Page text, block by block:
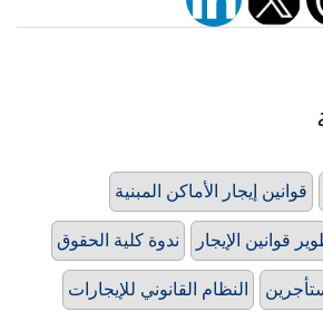
قوانين إيجار الأماكن المبنية
ندوة كلية الحقوق قوانين الإيجار
النظام القانوني للإيجارات